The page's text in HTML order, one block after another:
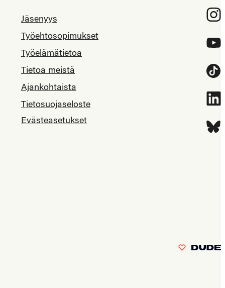
Jäsenyys
Työehtosopimukset
Työelämätietoa
Tietoa meistä
Ajankohtaista
Tietosuojaseloste
Evästeasetukset